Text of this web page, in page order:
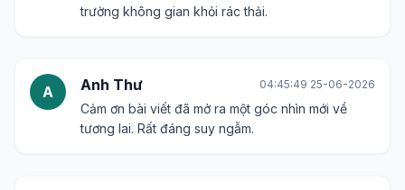
trường không gian khỏi rác thải.
A Anh Thư 04:45:49 25-06-2026
Cảm ơn bài viết đã mở ra một góc nhìn mới về
tương lai. Rất đáng suy ngẫm.